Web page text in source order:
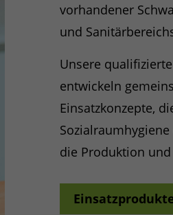
vorhandener
und
Unsere
entwickeln
Einsatzkonzepte,
die Produktion